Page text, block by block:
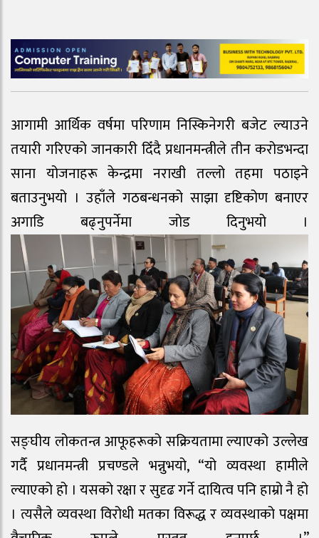
आगामी आर्थिक वर्षमा परिणाम निस्किनेगरी बजेट ल्याउने
तयारी गरिएको जानकारी दिँदै प्रधानमन्त्रीले तीन करोडभन्दा
साना योजनाहरू केन्द्रमा नराखी तल्लो तहमा पठाइने
बताउनुभयो । उहाँले गठबन्धनको साझा दृष्टिकोण बनाएर
अगाडि बढ्नुपर्नेमा जोड दिनुभयो ।
सङ्घीय लोकतन्त्र आफूहरूको सक्रियतामा ल्याएको उल्लेख
गर्दै प्रधानमन्त्री प्रचण्डले भन्नुभयो, “यो व्यवस्था हामीले
ल्याएको हो । यसको रक्षा र सुदृढ गर्ने दायित्व पनि हाम्रो नै हो
। त्यसैले व्यवस्था विरोधी मतका विरूद्ध र व्यवस्थाको पक्षमा